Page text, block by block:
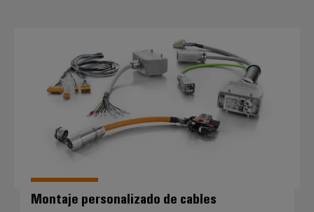
Montaje personalizado de cables
Montaje personalizado de cables